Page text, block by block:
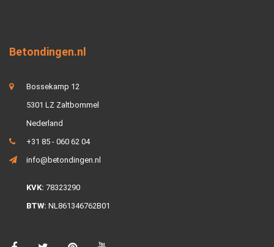
Betondingen.nl
Bossekamp 12
5301 LZ Zaltbommel
Nederland
+31 85 - 060 62 04
info@betondingen.nl
KVK: 78323290
BTW: NL861346762B01